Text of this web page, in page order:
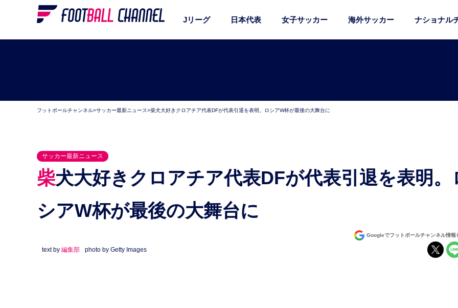
Jリーグ 日本代表 女子サッカー 海外サッカー ナショナル
フットボールチャンネル>サッカー最新ニュース>柴犬大好きクロアチア代表DFが代表引退を表明。ロシアW杯が最後の大舞台に
サッカー最新ニュース
柴犬大好きクロアチア代表DFが代表引退を表明。ロ
シアW杯が最後の大舞台に
Googleでフットボールチャンネル情報
text by 編集部 photo by Getty Images